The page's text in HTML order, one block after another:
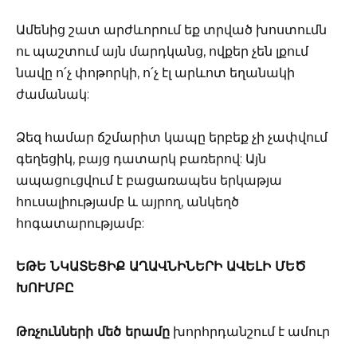
Ամենից շատ արժևորում եք տրված խոստումն
ու պաշտում այն մարդկանց, ովքեր չեն լքում
նավը ո՛չ փոթորկի, ո՛չ էլ արևոտ եղանակի
ժամանակ:
Ձեզ համար ճշմարիտ կապը երբեք չի չափվում
գեղեցիկ, բայց դատարկ բառերով: Այն
ապացուցվում է բացառապես երկաթյա
հուսալիությամբ և այրող, անկեղծ
հոգատարությամբ:
ԵԹԵ ՆԿԱՏԵՑԻՔ ԱՂԱՎՆԻՆԵՐԻ ԱՎԵԼԻ ՄԵԾ
ԽՈՒՄԲԸ
Թռչունների մեծ երամը խորհրդանշում է ամուր